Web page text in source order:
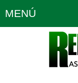
MENÚ
Política